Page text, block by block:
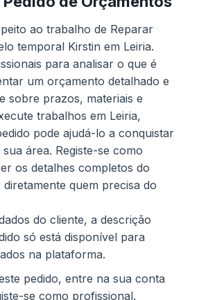
ao trabalho de Reparar
temporal Kirstin em Leiria.
para analisar o que é
um orçamento detalhado e
sobre prazos, materiais e
trabalhos em Leiria,
pode ajudá-lo a conquistar
área. Registe-se como
os detalhes completos do
quem precisa do
do cliente, a descrição
só está disponível para
na plataforma.
pedido, entre na sua conta
se como profissional.